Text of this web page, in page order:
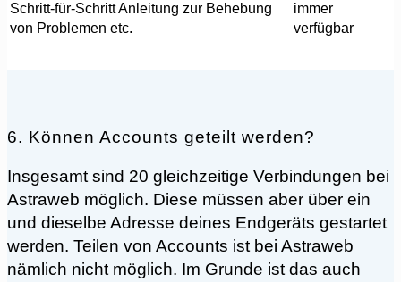
Schritt-für-Schritt Anleitung zur Behebung
von Problemen etc.
immer
verfügbar
6. Können Accounts geteilt werden?
Insgesamt sind 20 gleichzeitige Verbindungen bei
Astraweb möglich. Diese müssen aber über ein
und dieselbe Adresse deines Endgeräts gestartet
werden. Teilen von Accounts ist bei Astraweb
nämlich nicht möglich. Im Grunde ist das auch